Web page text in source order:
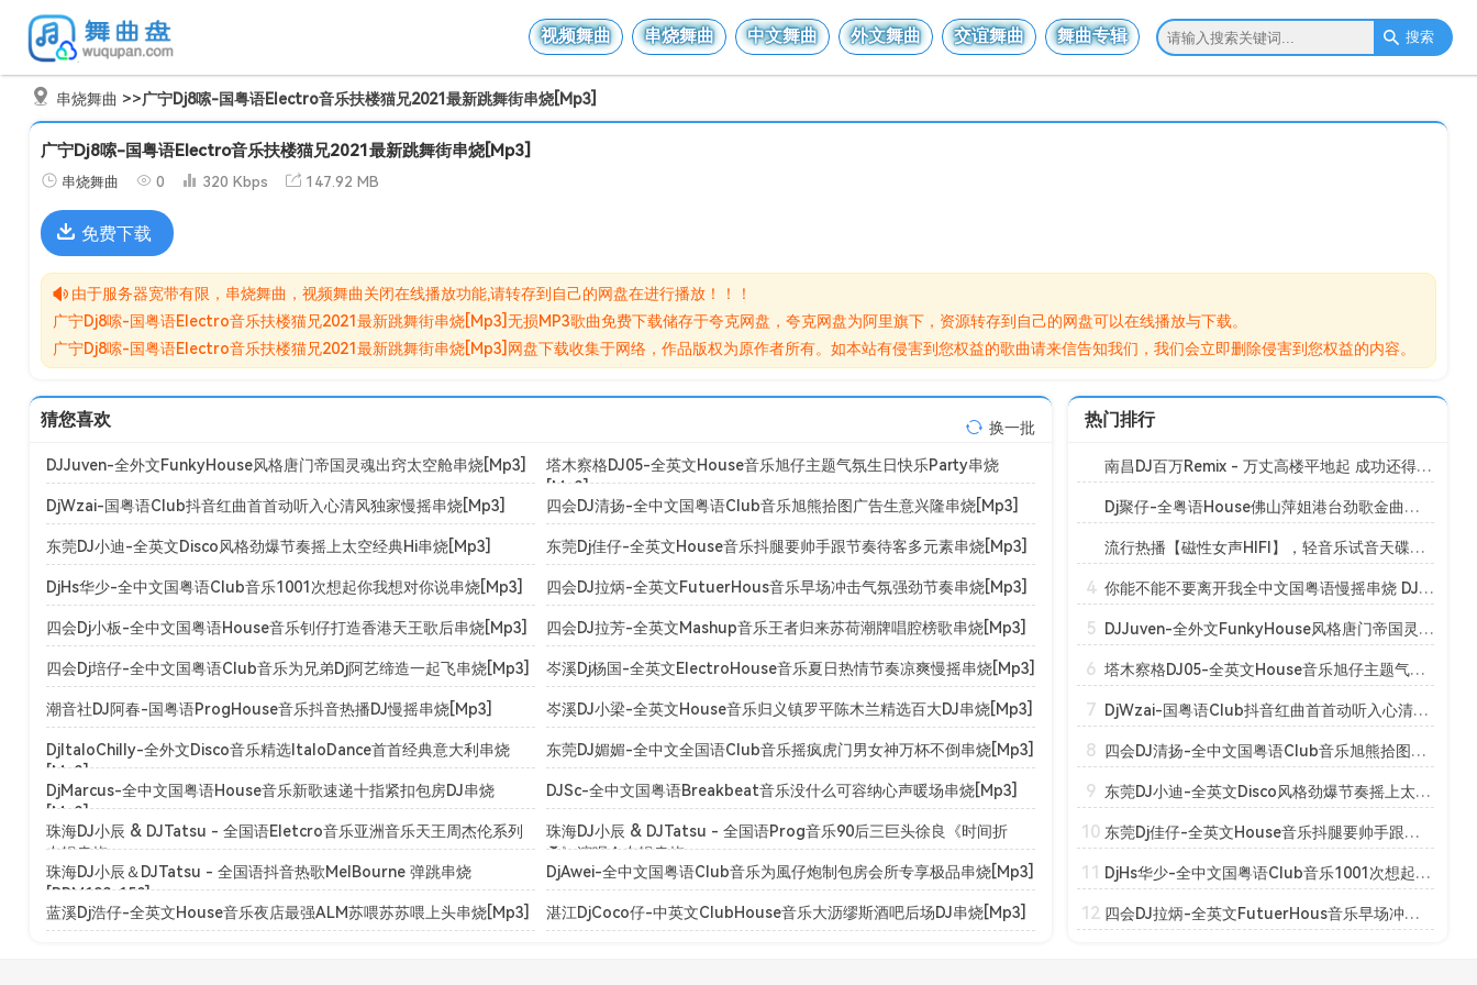
视频舞曲 串烧舞曲 中文舞曲 外文舞曲 交谊舞曲 舞曲专辑 搜索
串烧舞曲 >>广宁Dj8嗦-国粤语Electro音乐扶楼猫兄2021最新跳舞街串烧[Mp3]
广宁Dj8嗦-国粤语Electro音乐扶楼猫兄2021最新跳舞街串烧[Mp3]
串烧舞曲 0 320 Kbps 147.92 MB
免费下载
由于服务器宽带有限，串烧舞曲，视频舞曲关闭在线播放功能,请转存到自己的网盘在进行播放！！！
广宁Dj8嗦-国粤语Electro音乐扶楼猫兄2021最新跳舞街串烧[Mp3]无损MP3歌曲免费下载储存于夸克网盘，夸克网盘为阿里旗下，资源转存到自己的网盘可以在线播放与下载。
广宁Dj8嗦-国粤语Electro音乐扶楼猫兄2021最新跳舞街串烧[Mp3]网盘下载收集于网络，作品版权为原作者所有。如本站有侵害到您权益的歌曲请来信告知我们，我们会立即删除侵害到您权益的内容。
猜您喜欢 换一批
DJJuven-全外文FunkyHouse风格唐门帝国灵魂出窍太空舱串烧[Mp3]
塔木察格DJ05-全英文House音乐旭仔主题气氛生日快乐Party串烧
[Mp3]
DjWzai-国粤语Club抖音红曲首首动听入心清风独家慢摇串烧[Mp3]
四会DJ清扬-全中文国粤语Club音乐旭熊拾图广告生意兴隆串烧[Mp3]
东莞DJ小迪-全英文Disco风格劲爆节奏摇上太空经典Hi串烧[Mp3] 东莞Dj佳仔-全英文House音乐抖腿要帅手跟节奏待客多元素串烧[Mp3]
DjHs华少-全中文国粤语Club音乐1001次想起你我想对你说串烧[Mp3] 四会DJ拉炳-全英文FutuerHous音乐早场冲击气氛强劲节奏串烧[Mp3]
四会Dj小板-全中文国粤语House音乐钊仔打造香港天王歌后串烧[Mp3] 四会DJ拉芳-全英文Mashup音乐王者归来苏荷潮牌唱腔榜歌串烧[Mp3]
四会Dj培仔-全中文国粤语Club音乐为兄弟Dj阿艺缔造一起飞串烧[Mp3] 岑溪Dj杨国-全英文ElectroHouse音乐夏日热情节奏凉爽慢摇串烧[Mp3]
潮音社DJ阿春-国粤语ProgHouse音乐抖音热播DJ慢摇串烧[Mp3] 岑溪DJ小梁-全英文House音乐归义镇罗平陈木兰精选百大DJ串烧[Mp3]
DjItaloChilly-全外文Disco音乐精选ItaloDance首首经典意大利串烧
[Mp3]
东莞DJ媚媚-全中文全国语Club音乐摇疯虎门男女神万杯不倒串烧[Mp3]
DjMarcus-全中文国粤语House音乐新歌速递十指紧扣包房DJ串烧
[Mp3]
DJSc-全中文国粤语Breakbeat音乐没什么可容纳心声暖场串烧[Mp3]
珠海DJ小辰 & DJTatsu - 全国语Eletcro音乐亚洲音乐天王周杰伦系列
专辑串烧
珠海DJ小辰 & DJTatsu - 全国语Prog音乐90后三巨头徐良《时间折
叠》演唱会专辑串烧
珠海DJ小辰＆DJTatsu - 全国语抖音热歌MelBourne 弹跳串烧
[BPM128-150]
DjAwei-全中文国粤语Club音乐为風仔炮制包房会所专享极品串烧[Mp3]
蓝溪Dj浩仔-全英文House音乐夜店最强ALM苏喂苏苏喂上头串烧[Mp3] 湛江DjCoco仔-中英文ClubHouse音乐大沥缪斯酒吧后场DJ串烧[Mp3]
热门排行
南昌DJ百万Remix - 万丈高楼平地起 成功还得靠自己全中文Electro串烧[Mp3]
Dj聚仔-全粤语House佛山萍姐港台劲歌金曲女声怀旧串烧[Mp3]
流行热播【磁性女声HIFI】，轻音乐试音天碟！【DJ 权仔】[Mp3]
4 你能不能不要离开我全中文国粤语慢摇串烧 DJ杜杜MIX(20220523220001)[Mp3]
5 DJJuven-全外文FunkyHouse风格唐门帝国灵魂出窍太空舱串烧[Mp3]
6 塔木察格DJ05-全英文House音乐旭仔主题气氛生日快乐Party串烧[Mp3]
7 DjWzai-国粤语Club抖音红曲首首动听入心清风独家慢摇串烧[Mp3]
8 四会DJ清扬-全中文国粤语Club音乐旭熊拾图广告生意兴隆串烧[Mp3]
9 东莞DJ小迪-全英文Disco风格劲爆节奏摇上太空经典Hi串烧[Mp3]
10 东莞Dj佳仔-全英文House音乐抖腿要帅手跟节奏待客多元素串烧[Mp3]
11 DjHs华少-全中文国粤语Club音乐1001次想起你我想对你说串烧[Mp3]
12 四会DJ拉炳-全英文FutuerHous音乐早场冲击气氛强劲节奏串烧[Mp3]